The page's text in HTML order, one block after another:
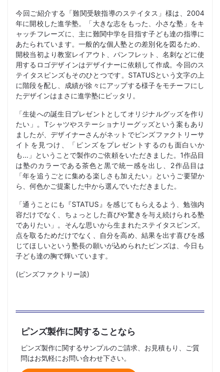
今回ご紹介する「難関受験指導のステイタス」様は、2004
年に開校した進学塾。「大きな志をもった、小さな塾」をキ
ャッチフレーズに、主に難関中学を目指す子ども達の指導に
あたられています。一般的な個人塾との差別化を図るため、
開校当初より教室レイアウト、パンフレット、名刺などに使
用するロゴデザインはデザイナーに依頼して作成。今回のス
テイタスピンズもそのひとつです。STATUSという文字の上
に階段を配し、成績が徐々にアップする様子をモチーフにし
たデザインはまさに進学塾にピッタリ。
「生徒への誕生日プレゼントとしてオリジナルグッズを作り
たい」。Tシャツやステーショナリーグッズという案もあり
ましたが、デザイナーさんがネットでピンズファクトリーサ
イトを見つけ、「ピンズをプレゼントするのも面白いか
も…」ということで製作のご依頼をいただきました。1作品目
は塾のカラーである茶色と黒で統一感を出し、2作品目は
「年を追うごとに集める楽しさも加えたい」というご要望か
ら、何色かご提案した中から選んでいただきました。
「通うことにも『STATUS』を感じてもらえるよう、勉強内
容だけでなく、ちょっとした喜びや驚きを与え続けられる塾
でありたい」。そんな思いから生まれたステイタスピンズ。
点を取るためだけでなく、自分を高め、結果を出す喜びを感
じてほしいという塾長の願いが込められたピンズは、今日も
子ども達の胸で輝いています。
(ピンズファクトリー談)
ピンズ製作に関することなら
ピンズ製作に関するサンプルのご請求、お見積もり、ご質
問はお気軽にお問い合わせ下さい。